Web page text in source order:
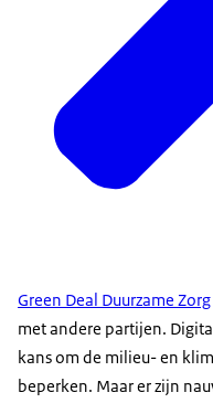
Green Deal Duurzame Zorg
met andere partijen.
kans om de milieu- en
beperken. Maar er zijn